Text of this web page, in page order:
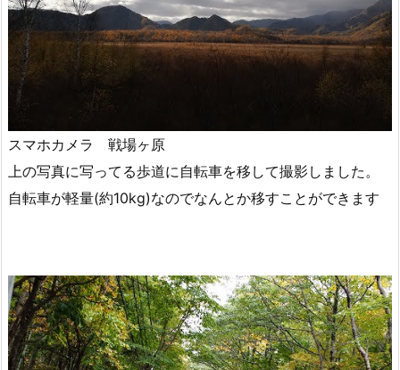
スマホカメラ 戦場ヶ原
上の写真に写ってる歩道に自転車を移して撮影しました。
自転車が軽量(約10kg)なのでなんとか移すことができます